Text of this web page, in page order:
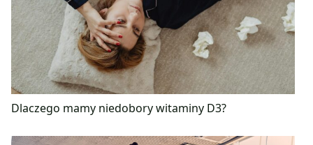
Dlaczego mamy niedobory witaminy D3?